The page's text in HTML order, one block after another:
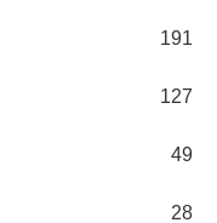
191
127
49
28